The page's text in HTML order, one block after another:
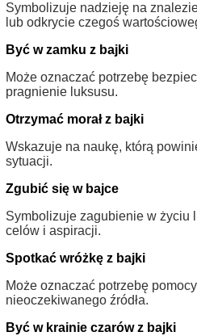
Symbolizuje nadzieję na
lub odkrycie czegoś
Być w zamku z bajki
Może oznaczać potrzebę
pragnienie luksusu.
Otrzymać morał z bajki
Wskazuje na naukę, którą
sytuacji.
Zgubić się w bajce
Symbolizuje zagubienie w życiu
celów i aspiracji.
Spotkać wróżkę z bajki
Może oznaczać potrzebę
nieoczekiwanego źródła.
Być w krainie czarów z bajki